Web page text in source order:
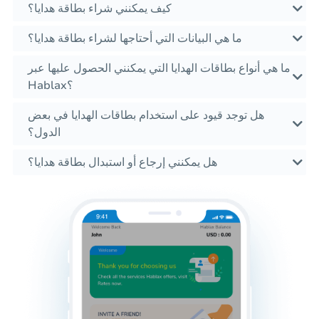
كيف يمكنني شراء بطاقة هدايا؟
ما هي البيانات التي أحتاجها لشراء بطاقة هدايا؟
ما هي أنواع بطاقات الهدايا التي يمكنني الحصول عليها عبر
Hablax؟
هل توجد قيود على استخدام بطاقات الهدايا في بعض
الدول؟
هل يمكنني إرجاع أو استبدال بطاقة هدايا؟